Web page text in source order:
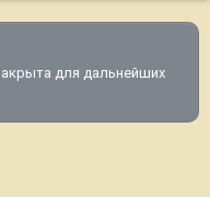
для дальнейших